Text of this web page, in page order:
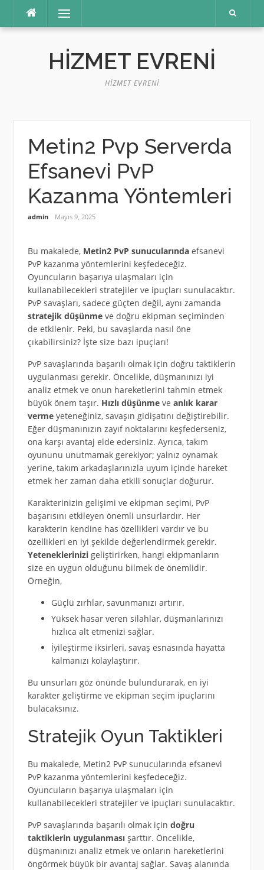
Menü
HIZMET EVRENI
HIZMET EVRENI
Metin2 Pvp Serverda
Efsanevi PvP
Kazanma Yöntemleri
admin Mayıs 9, 2025
Bu makalede, Metin2 PvP sunucularındaefsanevi
PvP kazanma yöntemlerini keşfedeceğiz.
Oyuncuların başarıya ulaşmaları için
kullanabilecekleri stratejiler ve ipuçları sunulacaktır.
PvP savaşları, sadece güçten değil, aynı zamanda
stratejik düşünmeve doğru ekipman seçiminden
de etkilenir. Peki, bu savaşlarda nasıl öne
çıkabilirsiniz? İşte size bazı ipuçları!
PvP savaşlarında başarılı olmak için doğru taktiklerin
uygulanması gerekir. Öncelikle, düşmanınızı iyi
analiz etmek ve onun hareketlerini tahmin etmek
büyük önem taşır. Hızlı düşünmeve anlık karar
vermeyeteneğiniz, savaşın gidişatını değiştirebilir.
Eğer düşmanınızın zayıf noktalarını keşfederseniz,
ona karşı avantaj elde edersiniz. Ayrıca, takım
oyununu unutmamak gerekiyor; yalnız oynamak
yerine, takım arkadaşlarınızla uyum içinde hareket
etmek her zaman daha etkili sonuçlar doğurur.
Karakterinizin gelişimi ve ekipman seçimi, PvP
başarısını etkileyen önemli unsurlardır. Her
karakterin kendine has özellikleri vardır ve bu
özellikleri en iyi şekilde değerlendirmek gerekir.
Yeteneklerinizigeliştirirken, hangi ekipmanların
size en uygun olduğunu bilmek de önemlidir.
Örneğin,
Güçlü zırhlar, savunmanızı artırır.
Yüksek hasar veren silahlar, düşmanlarınızı
hızlıca alt etmenizi sağlar.
İyileştirme iksirleri, savaş esnasında hayatta
kalmanızı kolaylaştırır.
Bu unsurları göz önünde bulundurarak, en iyi
karakter geliştirme ve ekipman seçim ipuçlarını
bulacaksınız.
Stratejik Oyun Taktikleri
Bu makalede, Metin2 PvP sunucularında efsanevi
PvP kazanma yöntemlerini keşfedeceğiz.
Oyuncuların başarıya ulaşmaları için
kullanabilecekleri stratejiler ve ipuçları sunulacaktır.
PvP savaşlarında başarılı olmak için doğru
taktiklerin uygulanmasışarttır. Öncelikle,
düşmanınızı analiz etmek ve onların hareketlerini
öngörmek büyük bir avantaj sağlar. Savaş alanında